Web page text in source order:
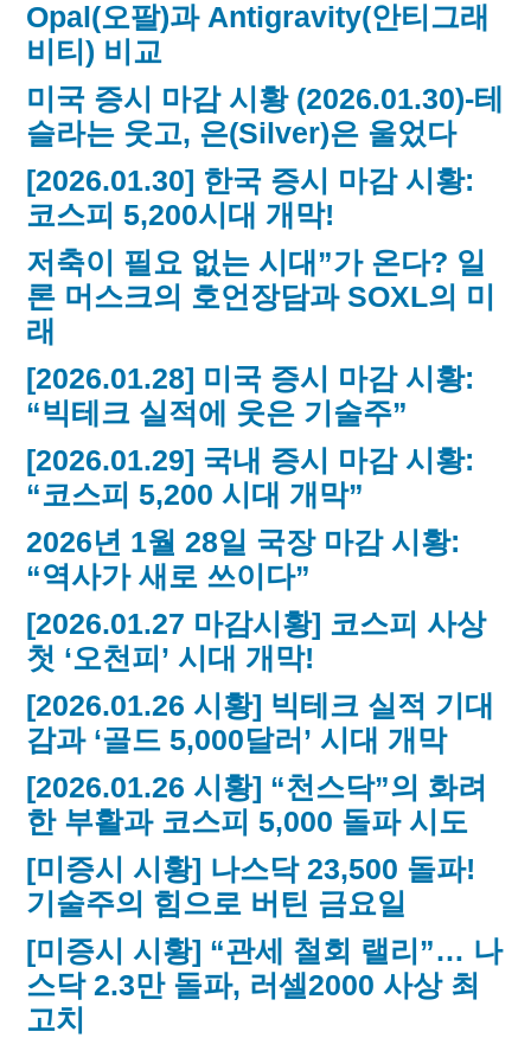
Opal(오팔)과 Antigravity(안티그래
비티) 비교
미국 증시 마감 시황 (2026.01.30)-테
슬라는 웃고, 은(Silver)은 울었다
[2026.01.30] 한국 증시 마감 시황:
코스피 5,200시대 개막!
저축이 필요 없는 시대”가 온다? 일
론 머스크의 호언장담과 SOXL의 미
래
[2026.01.28] 미국 증시 마감 시황:
“빅테크 실적에 웃은 기술주”
[2026.01.29] 국내 증시 마감 시황:
“코스피 5,200 시대 개막”
2026년 1월 28일 국장 마감 시황:
“역사가 새로 쓰이다”
[2026.01.27 마감시황] 코스피 사상
첫 ‘오천피’ 시대 개막!
[2026.01.26 시황] 빅테크 실적 기대
감과 ‘골드 5,000달러’ 시대 개막
[2026.01.26 시황] “천스닥”의 화려
한 부활과 코스피 5,000 돌파 시도
[미증시 시황] 나스닥 23,500 돌파!
기술주의 힘으로 버틴 금요일
[미증시 시황] “관세 철회 랠리”… 나
스닥 2.3만 돌파, 러셀2000 사상 최
고치